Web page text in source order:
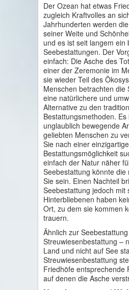
Der Ozean hat etwas
zugleich Kraftvolles an
Jahrhunderten werden
seiner Weite und
und es ist seit langem ein
Seebestattungen. Der
einfach: Die Asche des
einer der Zeremonie im
sie wieder Teil des
Menschen betrachten die
eine natürlichere und
Alternative zu den
Bestattungsmethoden.
unglaublich bewegende
geliebten Menschen zu
Sie nach einer
Bestattungsmöglichkeit
einfach der Natur näher
Seebestattung könnte die
Sie sein. Einen Nachteil
Seebestattung jedoch mit
Hinterbliebenen haben
Ort, zu dem sie kommen
trauern.
Ähnlich zur
Streuwiesenbestattung –
Land und nicht auf See
Streuwiesenbestattung
Friedhöfe entsprechende
auf denen die Asche